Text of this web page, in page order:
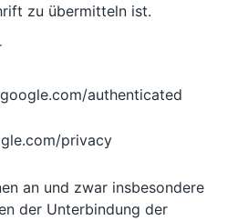
zu übermitteln ist.
authenticated
privacy
an und zwar insbesondere
der Unterbindung der